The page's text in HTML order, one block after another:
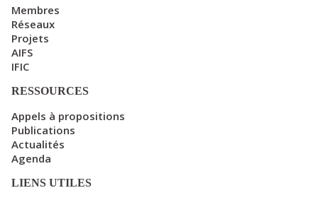
Membres
Réseaux
Projets
AIFS
IFIC
RESSOURCES
Appels à propositions
Publications
Actualités
Agenda
LIENS UTILES